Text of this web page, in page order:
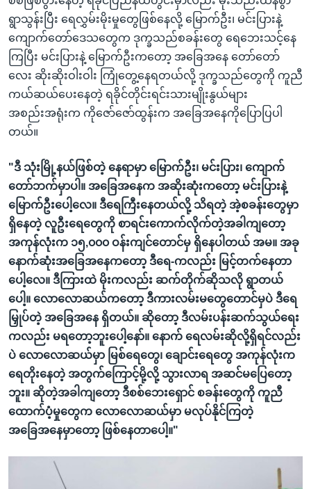
ရွာသွန်းပြီး ရေလွှမ်းမိုးမှုတွေဖြစ်နေလို့ မြောက်ဦး၊ မင်းပြားနဲ့
ကျောက်တော်ဒေသတွေက ဒုက္ခသည်စခန်းတွေ ရေဘေးသင့်နေ
ကြပြီး မင်းပြားနဲ့ မြောက်ဦးကတော့ အခြေအနေ တော်တော်
လေး ဆိုးဆိုးဝါးဝါး ကြုံတွေ့နေရတယ်လို့ ဒုက္ခသည်တွေကို ကူညီ
ကယ်ဆယ်ပေးနေတဲ့ ရခိုင်တိုင်းရင်းသားမျိုးနွယ်များ
အစည်းအရုံးက ကိုဇော်ဇော်ထွန်းက အခြေအနေကိုပြောပြပါ
တယ်။
"ဒီ သုံးမြို့နယ်ဖြစ်တဲ့ နေရာမှာ မြောက်ဦး၊ မင်းပြား၊ ကျောက်
တော်ဘက်မှာပါ။ အခြေအနေက အဆိုးဆုံးကတော့ မင်းပြားနဲ့
မြောက်ဦးပေါ့လေ။ ဒီရေကြီးနေတယ်လို့ သိရတဲ့ အဲ့စခန်းတွေမှာ
ရှိနေတဲ့ လူဦးရေတွေကို စာရင်းကောက်လိုက်တဲ့အခါကျတော့
အကုန်လုံးက ၁၅,၀၀၀ ဝန်းကျင်တောင်မှ ရှိနေပါတယ် အမ။ အခု
နောက်ဆုံးအခြေအနေကတော့ ဒီရေ-ကလည်း မြင့်တက်နေတာ
ပေါ့လေ။ ဒီကြားထဲ မိုးကလည်း ဆက်တိုက်ဆိုသလို ရွာတယ်
ပေါ့။ လောလောဆယ်ကတော့ ဒီကားလမ်းမတွေတောင်မှပဲ ဒီရေ
မြှုပ်တဲ့ အခြေအနေ ရှိတယ်။ ဆိုတော့ ဒီလမ်းပန်းဆက်သွယ်ရေး
ကလည်း မရတော့ဘူးပေါ့နော်။ နောက် ရေလမ်းဆိုလို့ရှိရင်လည်း
ပဲ လောလောဆယ်မှာ မြစ်ရေတွေ၊ ချောင်းရေတွေ အကုန်လုံးက
ရေတိုးနေတဲ့ အတွက်ကြောင့်မို့လို့ သွားလာရ အဆင်မပြေတော့
ဘူး။ ဆိုတဲ့အခါကျတော့ ဒီစစ်ဘေးရှောင် စခန်းတွေကို ကူညီ
ထောက်ပံ့မှုတွေက လောလောဆယ်မှာ မလုပ်နိုင်ကြတဲ့
အခြေအနေမှာတော့ ဖြစ်နေတာပေါ့။"